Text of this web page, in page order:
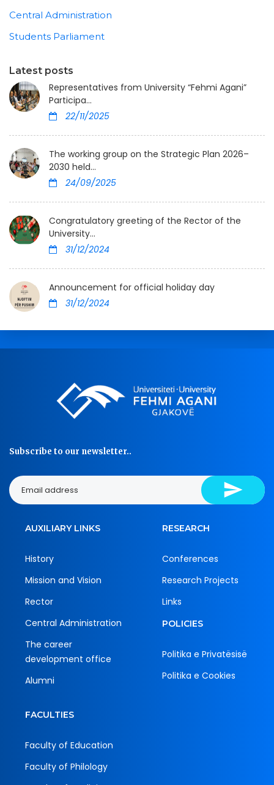
Central Administration
Students Parliament
Latest posts
Representatives from University “Fehmi Agani”
Participa...
22/11/2025
The working group on the Strategic Plan 2026–
2030 held...
24/09/2025
Congratulatory greeting of the Rector of the
University...
31/12/2024
Announcement for official holiday day
31/12/2024
Subscribe to our newsletter..
AUXILIARY LINKS
History
Mission and Vision
Rector
Central Administration
The career
development office
Alumni
RESEARCH
Conferences
Research Projects
Links
POLICIES
Politika e Privatësisë
Politika e Cookies
FACULTIES
Faculty of Education
Faculty of Philology